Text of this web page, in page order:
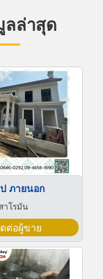
ล่าสุด
ภายนอก
าโรมัน
ต่อผู้ขาย